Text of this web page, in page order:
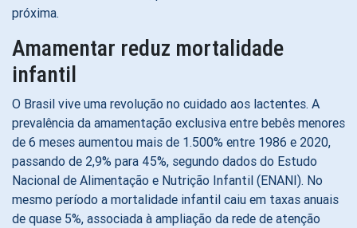
próxima.
Amamentar reduz mortalidade
infantil
O Brasil vive uma revolução no cuidado aos lactentes. A
prevalência da amamentação exclusiva entre bebês menores
de 6 meses aumentou mais de 1.500% entre 1986 e 2020,
passando de 2,9% para 45%, segundo dados do Estudo
Nacional de Alimentação e Nutrição Infantil (ENANI). No
mesmo período a mortalidade infantil caiu em taxas anuais
de quase 5%, associada à ampliação da rede de atenção